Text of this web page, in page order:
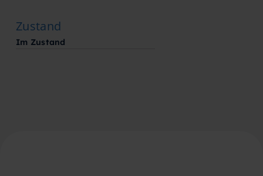
Zustand
Im Zustand